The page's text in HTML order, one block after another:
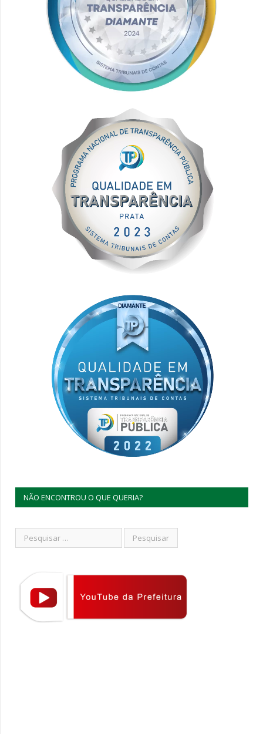
NÃO ENCONTROU O QUE QUERIA?